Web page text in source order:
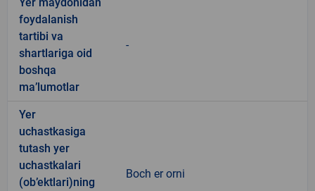
foydalanish
tartibi va
shartlariga oid
boshqa
ma’lumotlar
-
Yer
uchastkasiga
tutash yer
uchastkalari
(ob’ektlari)ning
Boch er orni